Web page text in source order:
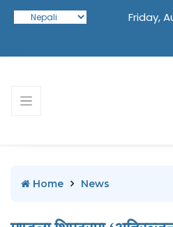
Friday,
Home News